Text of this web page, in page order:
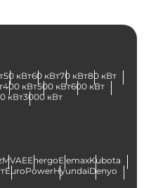
50 кВт60 кВт70 кВт80 кВт
400 кВт500 кВт600 кВт
кВт3000 кВт
MVAEEnergoElemaxKubota
EuroPowerHyundaiDenyo